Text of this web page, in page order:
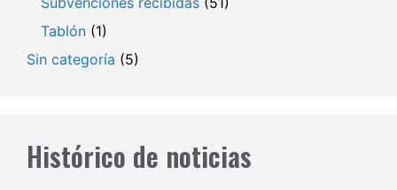
Tablón (1)
Sin categoría (5)
Histórico de noticias